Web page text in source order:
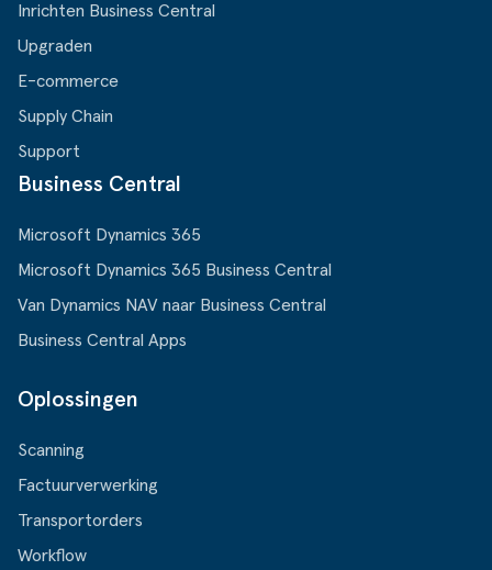
Inrichten Business Central
Upgraden
E-commerce
Supply Chain
Support
Business Central
Microsoft Dynamics 365
Microsoft Dynamics 365 Business Central
Van Dynamics NAV naar Business Central
Business Central Apps
Oplossingen
Scanning
Factuurverwerking
Transportorders
Workflow